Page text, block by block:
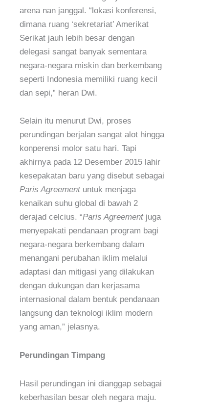
arena nan janggal. “lokasi konferensi,
dimana ruang ‘sekretariat’ Amerikat
Serikat jauh lebih besar dengan
delegasi sangat banyak sementara
negara-negara miskin dan berkembang
seperti Indonesia memiliki ruang kecil
dan sepi,” heran Dwi.
Selain itu menurut Dwi, proses
perundingan berjalan sangat alot hingga
konperensi molor satu hari. Tapi
akhirnya pada 12 Desember 2015 lahir
kesepakatan baru yang disebut sebagai
Paris Agreementuntuk menjaga
kenaikan suhu global di bawah 2
derajad celcius. “Paris Agreementjuga
menyepakati pendanaan program bagi
negara-negara berkembang dalam
menangani perubahan iklim melalui
adaptasi dan mitigasi yang dilakukan
dengan dukungan dan kerjasama
internasional dalam bentuk pendanaan
langsung dan teknologi iklim modern
yang aman,” jelasnya.
Perundingan Timpang
Hasil perundingan ini dianggap sebagai
keberhasilan besar oleh negara maju.